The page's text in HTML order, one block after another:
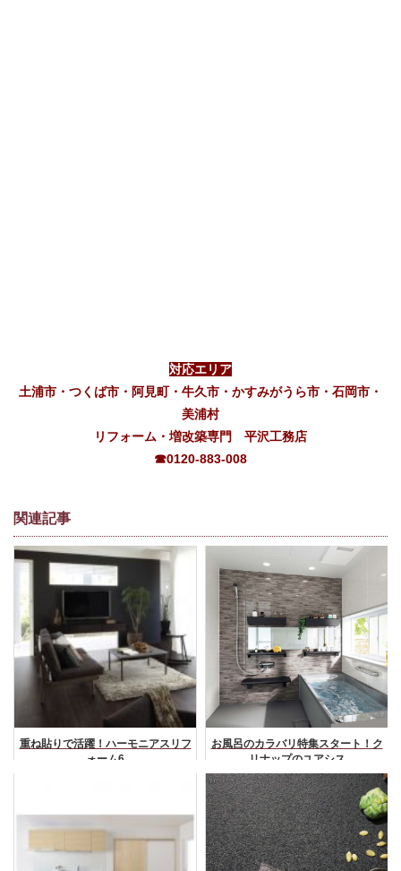
対応エリア
土浦市・つくば市・阿見町・牛久市・かすみがうら市・石岡市・
美浦村
リフォーム・増改築専門 平沢工務店
☎0120-883-008
関連記事
重ね貼りで活躍！ハーモニアスリフ
ォーム6
お風呂のカラバリ特集スタート！ク
リナップのユアシス